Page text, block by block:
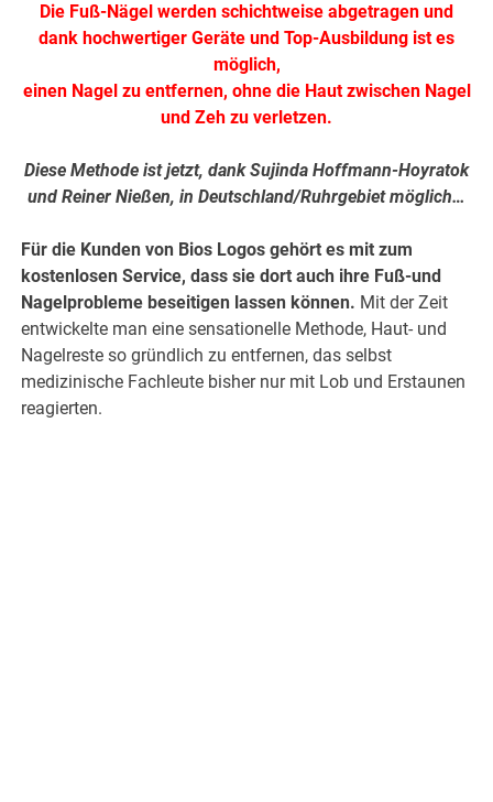
Die Fuß-Nägel werden schichtweise abgetragen und
dank hochwertiger Geräte und Top-Ausbildung ist es
möglich,
einen Nagel zu entfernen, ohne die Haut zwischen Nagel
und Zeh zu verletzen.
Diese Methode ist jetzt, dank Sujinda Hoffmann-Hoyratok
und Reiner Nießen, in Deutschland/Ruhrgebiet möglich…
Für die Kunden von Bios Logos gehört es mit zum
kostenlosen Service, dass sie dort auch ihre Fuß-und
Nagelprobleme beseitigen lassen können. Mit der Zeit
entwickelte man eine sensationelle Methode, Haut- und
Nagelreste so gründlich zu entfernen, das selbst
medizinische Fachleute bisher nur mit Lob und Erstaunen
reagierten.